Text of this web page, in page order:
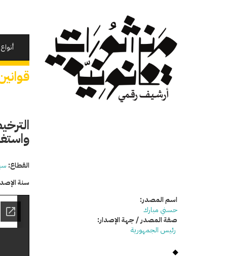
القطاع:
سنة
اسم المصدر:
حسني مبارك
صفة المصدر / جهة الإصدار:
رئيس الجمهورية